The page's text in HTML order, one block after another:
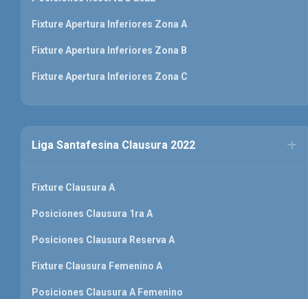
Fixture Apertura Inferiores Zona A
Fixture Apertura Inferiores Zona B
Fixture Apertura Inferiores Zona C
Liga Santafesina Clausura 2022
Fixture Clausura A
Posiciones Clausura 1ra A
Posiciones Clausura Reserva A
Fixture Clausura Femenino A
Posiciones Clausura A Femenino